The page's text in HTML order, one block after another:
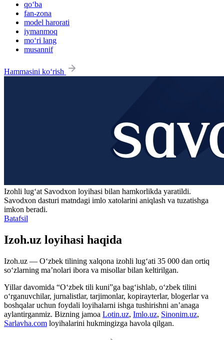
qo‘ba
fan-zona
model harorati
iymanmoq
mo‘ri lang
musannif
Hammasini ko‘rish
Izohli lugʻat Savodxon loyihasi bilan hamkorlikda yaratildi.
Savodxon dasturi matndagi imlo xatolarini aniqlash va tuzatishga
imkon beradi.
Batafsil
Izoh.uz loyihasi haqida
Izoh.uz — O‘zbek tilining xalqona izohli lug‘ati 35 000 dan ortiq
so‘zlarning ma’nolari ibora va misollar bilan keltirilgan.
Yillar davomida “O‘zbek tili kuni”ga bag‘ishlab, o‘zbek tilini
o‘rganuvchilar, jurnalistlar, tarjimonlar, kopirayterlar, blogerlar va
boshqalar uchun foydali loyihalarni ishga tushirishni an’anaga
aylantirganmiz. Bizning jamoa Lotin.uz, Imlo.uz, Sinonim.uz,
Sarlavha.com loyihalarini hukmingizga havola qilgan.